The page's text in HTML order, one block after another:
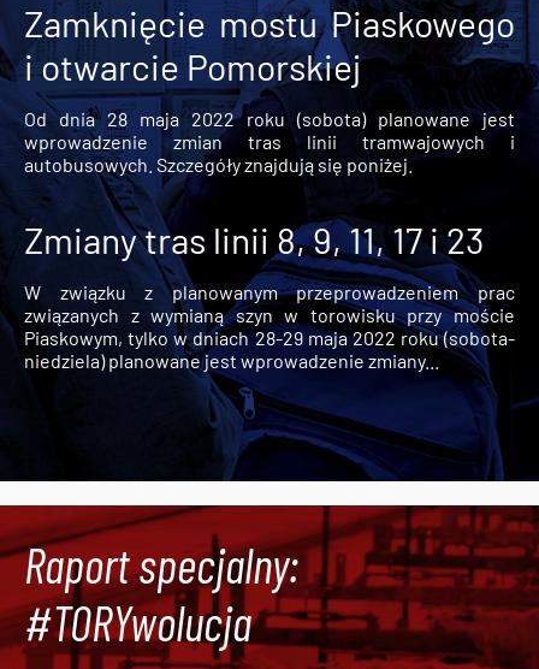
Zamknięcie mostu Piaskowego
i otwarcie Pomorskiej
Od dnia 28 maja 2022 roku (sobota) planowane jest
wprowadzenie zmian tras linii tramwajowych i
autobusowych. Szczegóły znajdują się poniżej.
Zmiany tras linii 8, 9, 11, 17 i 23
W związku z planowanym przeprowadzeniem prac
związanych z wymianą szyn w torowisku przy moście
Piaskowym, tylko w dniach 28-29 maja 2022 roku (sobota-
niedziela) planowane jest wprowadzenie zmiany...
Raport specjalny:
#TORYwolucja